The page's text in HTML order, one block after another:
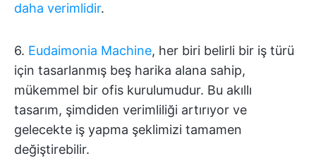
daha verimlidir.
6. Eudaimonia Machine, her biri belirli bir iş türü
için tasarlanmış beş harika alana sahip,
mükemmel bir ofis kurulumudur. Bu akıllı
tasarım, şimdiden verimliliği artırıyor ve
gelecekte iş yapma şeklimizi tamamen
değiştirebilir.